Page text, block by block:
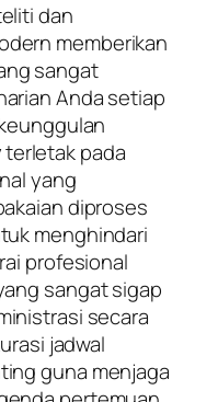
dan
memberikan
sangat
Anda setiap
terletak pada
yang
diproses
menghindari
profesional
sangat sigap
secara
jadwal
guna menjaga